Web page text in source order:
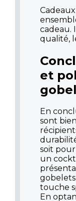
cadeau.
qualité,
et
En
sont
soit
un
touche
En